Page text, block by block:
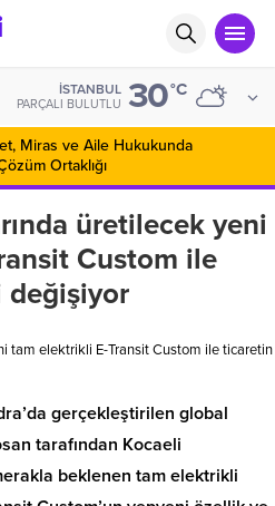
İSTANBUL
PARÇALI BULUTLU 30°C
Miras ve Aile Hukukunda
Ortaklığı
üretilecek yeni
Custom ile
değişiyor
tam elektrikli E-Transit Custom ile ticaretin
gerçekleştirilen global
tarafından Kocaeli
beklenen tam elektrikli